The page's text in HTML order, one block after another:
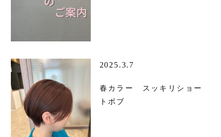
2025.3.7
春カラー スッキリショー
トボブ